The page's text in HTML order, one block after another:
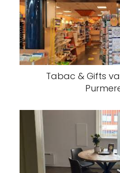
Tabac & Gifts